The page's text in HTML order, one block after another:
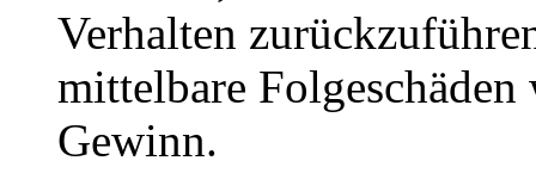
Verhalten
mittelbare Folgeschäden
Gewinn.